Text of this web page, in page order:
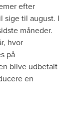
efter
sige til august. I
måneder.
hvor
på
blive udbetalt
en